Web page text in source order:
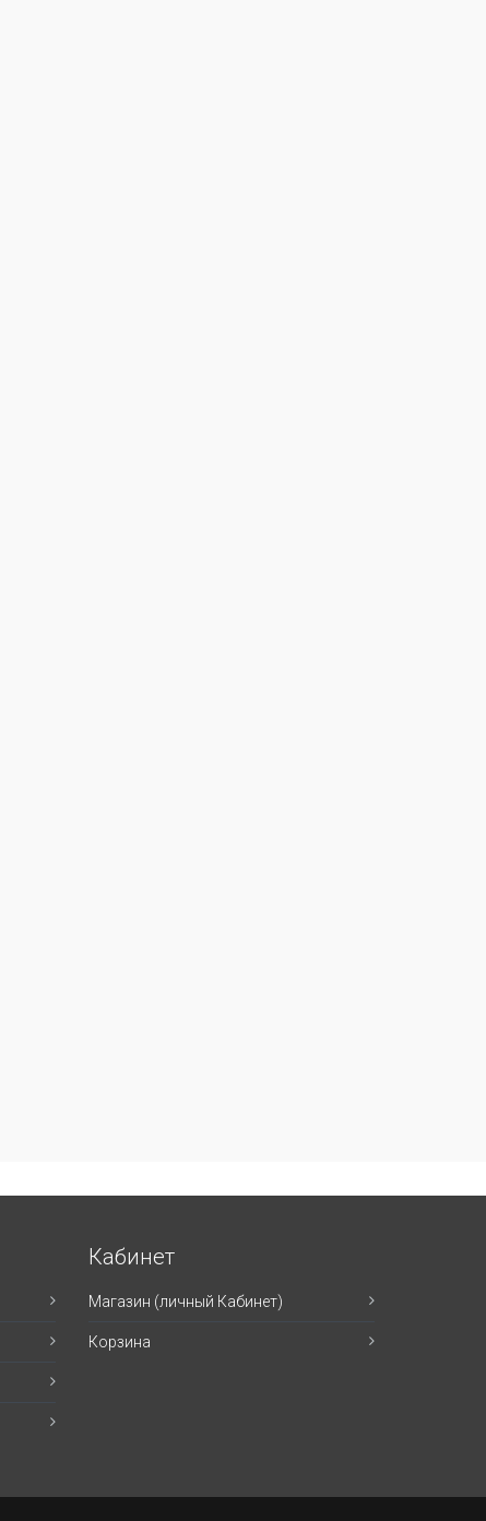
Кабинет
Магазин (личный Кабинет)
Корзина